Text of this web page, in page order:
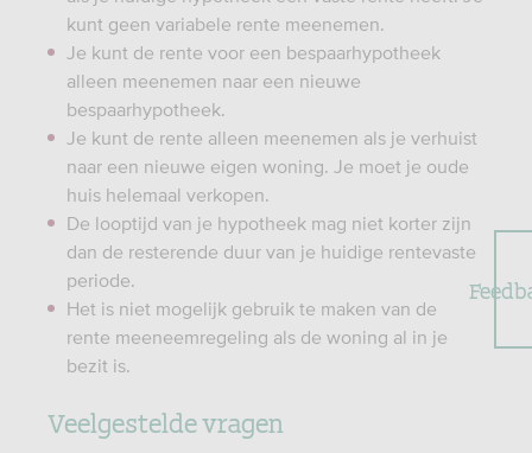
kunt geen variabele rente meenemen.
Je kunt de rente voor een bespaarhypotheek
alleen meenemen naar een nieuwe
bespaarhypotheek.
Je kunt de rente alleen meenemen als je verhuist
naar een nieuwe eigen woning. Je moet je oude
huis helemaal verkopen.
De looptijd van je hypotheek mag niet korter zijn
dan de resterende duur van je huidige rentevaste
periode.
Het is niet mogelijk gebruik te maken van de
rente meeneemregeling als de woning al in je
bezit is.
Veelgestelde vragen